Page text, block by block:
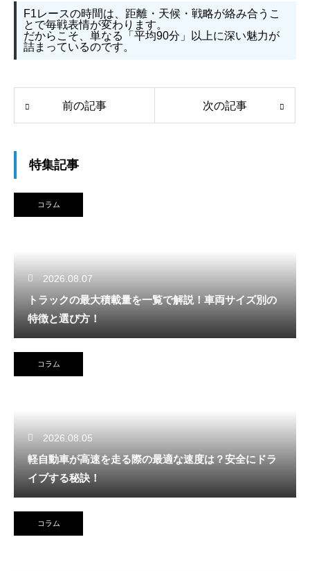
F1レースの時間は、距離・天候・戦略が絡み合うこ
とで毎戦表情が変わります。
だからこそ、単なる「平均90分」以上に深い魅力が
詰まっているのです。
前の記事 次の記事
特集記事
コラム
2026.08.07
トラックの最大積載量を一覧で解説！車両サイズ別の
特徴と選び方！
コラム
2026.08.05
軽自動車が高速を走る際の最適な速度は？安全にドラ
イブする秘訣！
コラム